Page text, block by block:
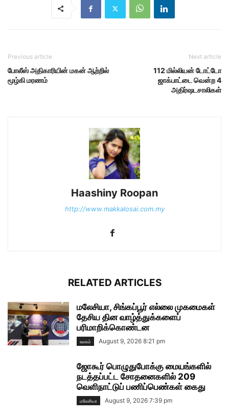
Previous article
போலீஸ் அதிகாரியின் மகன் ஆற்றில்
மூழ்கி மரணம்
Next article
112 மில்லியன் டோட்டோ
ஜாக்பாட்டை வென்ற 4
அதிர்ஷடசாலிகள்
Haashiny Roopan
http://www.makkalosai.com.my
RELATED ARTICLES
மலேசியா, சிங்கப்பூர் எல்லை முகமைகள்
தேசிய தின வாழ்த்துக்களைப்
பரிமாறிக்கொண்டன
உலகம் August 9, 2026 8:21 pm
ஜோகூர் பொழுதுபோக்கு மையங்களில்
நடத்தப்பட்ட சோதனைகளில் 209
வெளிநாட்டுப் பணிப்பெண்கள் கைது
மலேசியா August 9, 2026 7:39 pm